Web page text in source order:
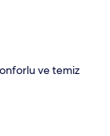
ve temiz